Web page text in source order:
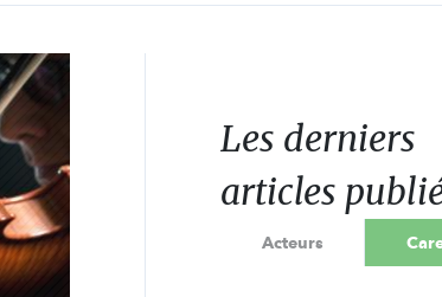
Les derniers
articles
Acteurs